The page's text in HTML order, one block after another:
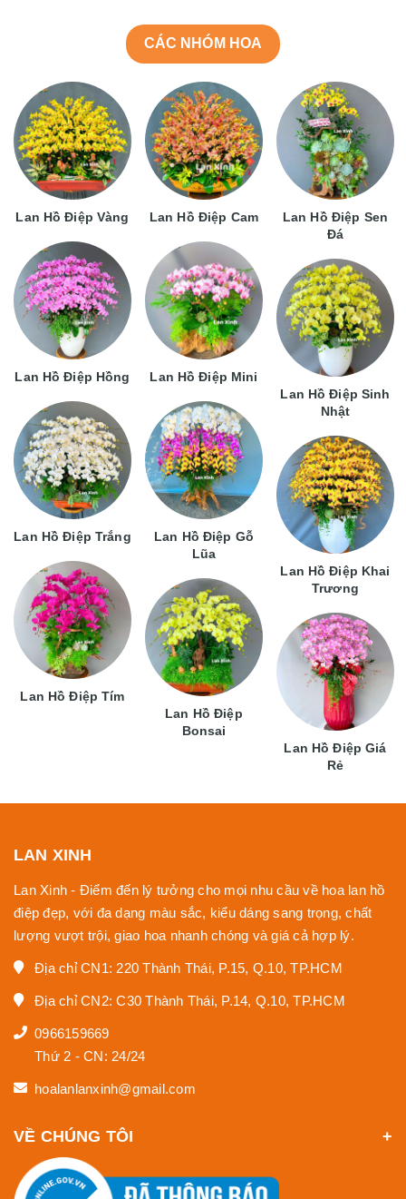
CÁC NHÓM HOA
Lan Hồ Điệp Vàng
Lan Hồ Điệp Hồng
Lan Hồ Điệp Trắng
Lan Hồ Điệp Tím
Lan Hồ Điệp Cam
Lan Hồ Điệp Mini
Lan Hồ Điệp Gỗ
Lũa
Lan Hồ Điệp
Bonsai
Lan Hồ Điệp Sen
Đá
Lan Hồ Điệp Sinh
Nhật
Lan Hồ Điệp Khai
Trương
Lan Hồ Điệp Giá
Rẻ
LAN XINH
Lan Xinh - Điểm đến lý tưởng cho mọi nhu cầu về hoa lan hồ
điệp đẹp, với đa dạng màu sắc, kiểu dáng sang trọng, chất
lượng vượt trội, giao hoa nhanh chóng và giá cả hợp lý.
Địa chỉ CN1: 220 Thành Thái, P.15, Q.10, TP.HCM
Địa chỉ CN2: C30 Thành Thái, P.14, Q.10, TP.HCM
0966159669
Thứ 2 - CN: 24/24
hoalanlanxinh@gmail.com
VỀ CHÚNG TÔI